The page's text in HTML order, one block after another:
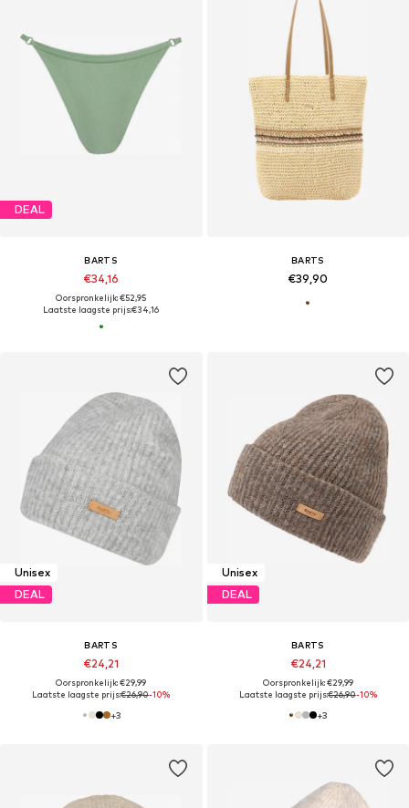
DEAL
BARTS
€34,16
Oorspronkelijk: €52,95
Laatste laagste prijs:€34,16
BARTS
€39,90
Unisex
DEAL
BARTS
€24,21
Oorspronkelijk: €29,99
Laatste laagste prijs:€26,90-10%
+3
Unisex
DEAL
BARTS
€24,21
Oorspronkelijk: €29,99
Laatste laagste prijs:€26,90-10%
+3